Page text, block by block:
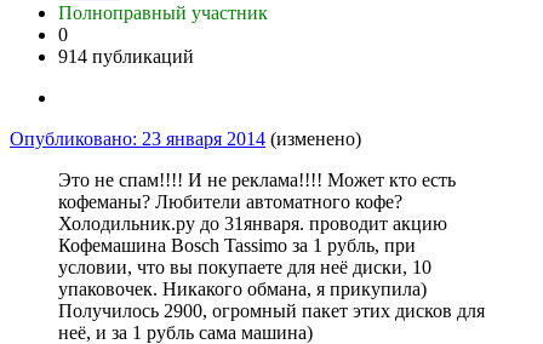
Полноправный участник
0
914 публикаций
Опубликовано: 23 января 2014 (изменено)
Это не спам!!!! И не реклама!!!! Может кто есть
кофеманы? Любители автоматного кофе?
Холодильник.ру до 31января. проводит акцию
Кофемашина Bosch Tassimo за 1 рубль, при
условии, что вы покупаете для неё диски, 10
упаковочек. Никакого обмана, я прикупила)
Получилось 2900, огромный пакет этих дисков для
неё, и за 1 рубль сама машина)